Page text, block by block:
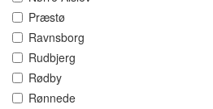
Præstø
Ravnsborg
Rudbjerg
Rødby
Rønnede